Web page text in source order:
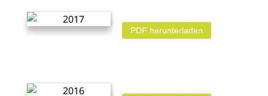
PDF herunterladen